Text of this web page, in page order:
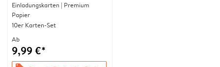
Einladungskarten | Premium
Papier
10er Karten-Set
Ab
9,99 €*